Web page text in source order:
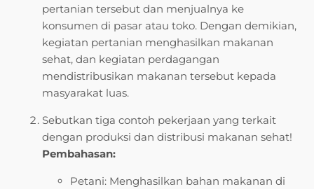
pertanian tersebut dan menjualnya ke
konsumen di pasar atau toko. Dengan demikian,
kegiatan pertanian menghasilkan makanan
sehat, dan kegiatan perdagangan
mendistribusikan makanan tersebut kepada
masyarakat luas.
Sebutkan tiga contoh pekerjaan yang terkait
dengan produksi dan distribusi makanan sehat!
Pembahasan:
Petani: Menghasilkan bahan makanan di